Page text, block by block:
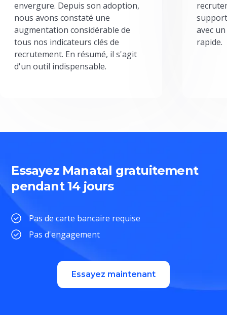
envergure. Depuis son adoption,
nous avons constaté une
augmentation considérable de
tous nos indicateurs clés de
recrutement. En résumé, il s'agit
d'un outil indispensable.
avec
rapide.
Essayez Manatal gratuitement
pendant 14 jours
Pas de carte bancaire requise
Pas d'engagement
Essayez maintenant